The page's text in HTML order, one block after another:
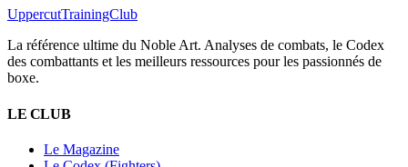
UppercutTrainingClub
La référence ultime du Noble Art. Analyses de combats, le Codex
des combattants et les meilleurs ressources pour les passionnés de
boxe.
LE CLUB
Le Magazine